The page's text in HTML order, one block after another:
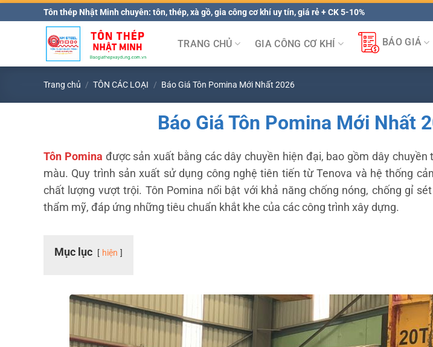
qua
Tôn thép Nhật Minh chuyên: tôn, thép, xà gồ, gia công cơ khí uy tín, giá rẻ + CK 5-10%
TRANG CHỦ GIA CÔNG CƠ KHÍ BÁO GIÁ
Trang chủ / TÔN CÁC LOẠI / Báo Giá Tôn Pomina Mới Nhất 2026
Báo Giá Tôn Pomina Mới Nhất
Tôn Pomina được sản xuất bằng các dây chuyền hiện đại, bao gồm dây
màu. Quy trình sản xuất sử dụng công nghệ tiên tiến từ Tenova và hệ thống
chất lượng vượt trội. Tôn Pomina nổi bật với khả năng chống nóng, chống gỉ
thẩm mỹ, đáp ứng những tiêu chuẩn khắt khe của các công trình xây dựng.
Mục lục hiện